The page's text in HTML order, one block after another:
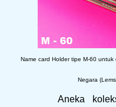
Name card Holder tipe M-60
Negara
Aneka koleksi